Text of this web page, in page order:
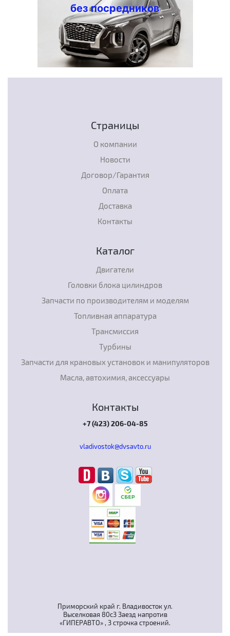
без посредников
Приморский край г. Владивосток ул.
Выселковая 80с3 Заезд напротив
«ГИПЕРАВТО» , 3 строчка строений.
Страницы
О компании
Новости
Договор/Гарантия
Оплата
Доставка
Контакты
Каталог
Двигатели
Головки блока цилиндров
Запчасти по производителям и моделям
Топливная аппаратура
Трансмиссия
Турбины
Запчасти для крановых установок и манипуляторов
Масла, автохимия, аксессуары
Контакты
+7 (423) 206-04-85
vladivostok@dvsavto.ru